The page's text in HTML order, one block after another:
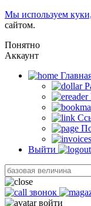
Мы используем куки,
сайтом.
Понятно
Аккаунт
Выйти
звонок
войти